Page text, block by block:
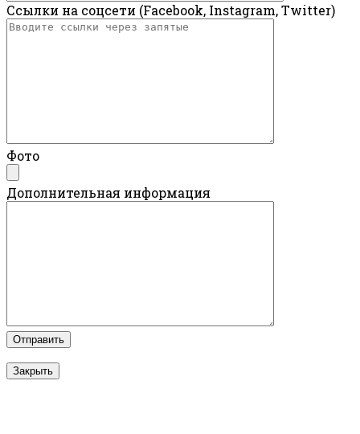
Ссылки на соцсети (Facebook, Instagram, Twitter)
Фото
Дополнительная информация
Закрыть